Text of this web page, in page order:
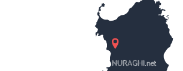
NURAGHI.net